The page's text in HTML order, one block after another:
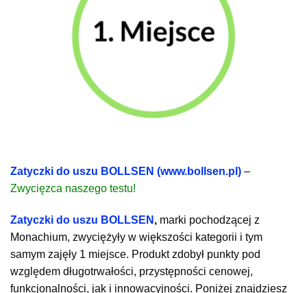
Zatyczki do uszu BOLLSEN (www.bollsen.pl) –
Zwycięzca naszego testu!
Zatyczki do uszu BOLLSEN , marki pochodzącej z
Monachium, zwyciężyły w większości kategorii i tym
samym zajęły 1 miejsce. Produkt zdobył punkty pod
względem długotrwałości, przystępności cenowej,
funkcjonalności, jak i innowacyjności. Poniżej znajdziesz